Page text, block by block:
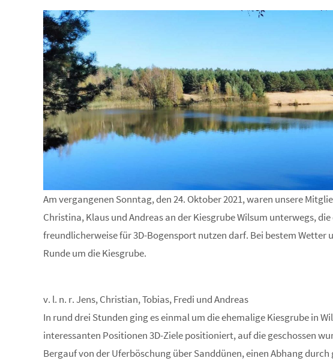
Am vergangenen Sonntag, den 24. Oktober 2021, waren unsere
Christina, Klaus und Andreas an der Kiesgrube Wilsum unterwegs,
freundlicherweise für 3D-Bogensport nutzen darf. Bei bestem Wetter
Runde um die Kiesgrube.
v. l. n. r. Jens, Christian, Tobias, Fredi und Andreas
In rund drei Stunden ging es einmal um die ehemalige Kiesgrube in
interessanten Positionen 3D-Ziele positioniert, auf die geschossen
Bergauf von der Uferböschung über Sanddünen, einen Abhang